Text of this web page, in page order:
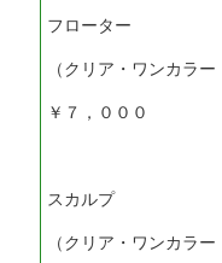
フローター
（クリア・ワンカラ
￥７，０００
スカルプ
（クリア・ワンカラ